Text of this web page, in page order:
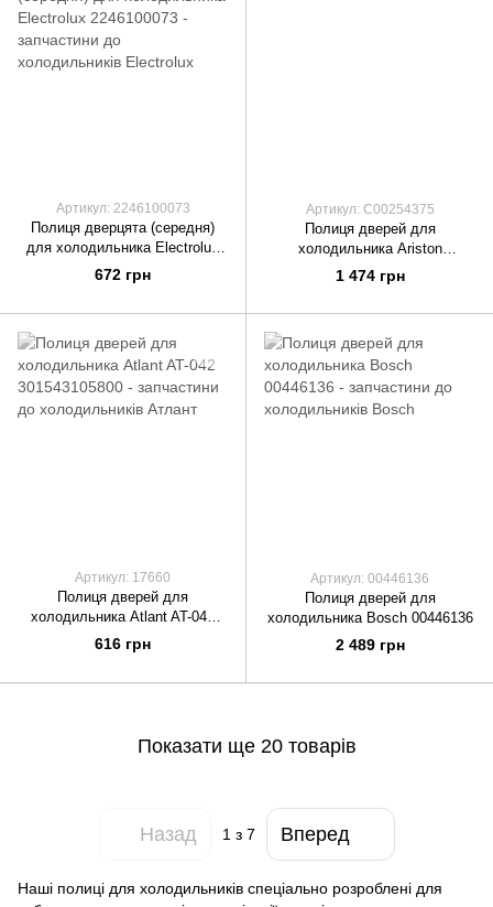
Артикул: 2246100073
Полиця дверцята (середня)
для холодильника Electrolux
2246100073
672 грн
Артикул: C00254375
Полиця дверей для
холодильника Ariston
C00254375
1 474 грн
Артикул: 17660
Полиця дверей для
холодильника Atlant AT-042
301543105800
616 грн
Артикул: 00446136
Полиця дверей для
холодильника Bosch 00446136
2 489 грн
Показати ще 20 товарів
Назад 1з 7 Вперед
Наші полиці для холодильників спеціально розроблені для